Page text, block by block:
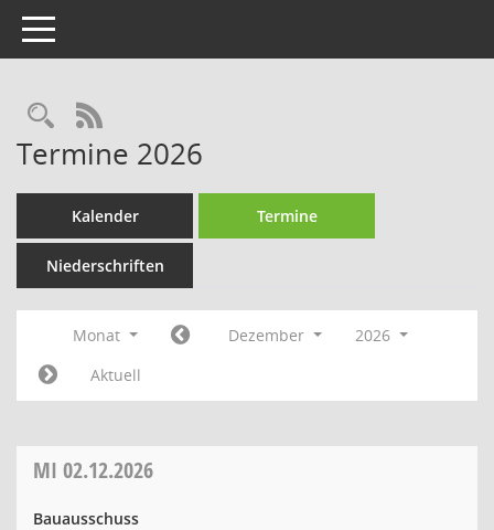
Toggle navigation
Rechercheauswahl
RSS-Feed
Termine 2026
Kalender Termine
Niederschriften
Monat Dezember
2026
Aktuell
MI 02.12.2026
Bauausschuss